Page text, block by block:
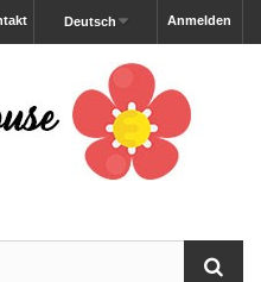
Anmelden
Deutsch